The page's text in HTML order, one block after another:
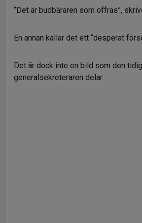
“Det är budbäraren som offras”,
En annan kallar det ett “desperat
Det är dock inte en bild som den
generalsekreteraren delar.